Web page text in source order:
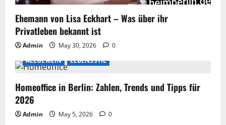
Ehemann von Lisa Eckhart – Was über ihr
Privatleben bekannt ist
Admin May 30, 2026
0
ALLGEMEIN
LEBENSSTIL
Homeoffice in Berlin: Zahlen, Trends und Tipps für
2026
Admin May 5, 2026 0